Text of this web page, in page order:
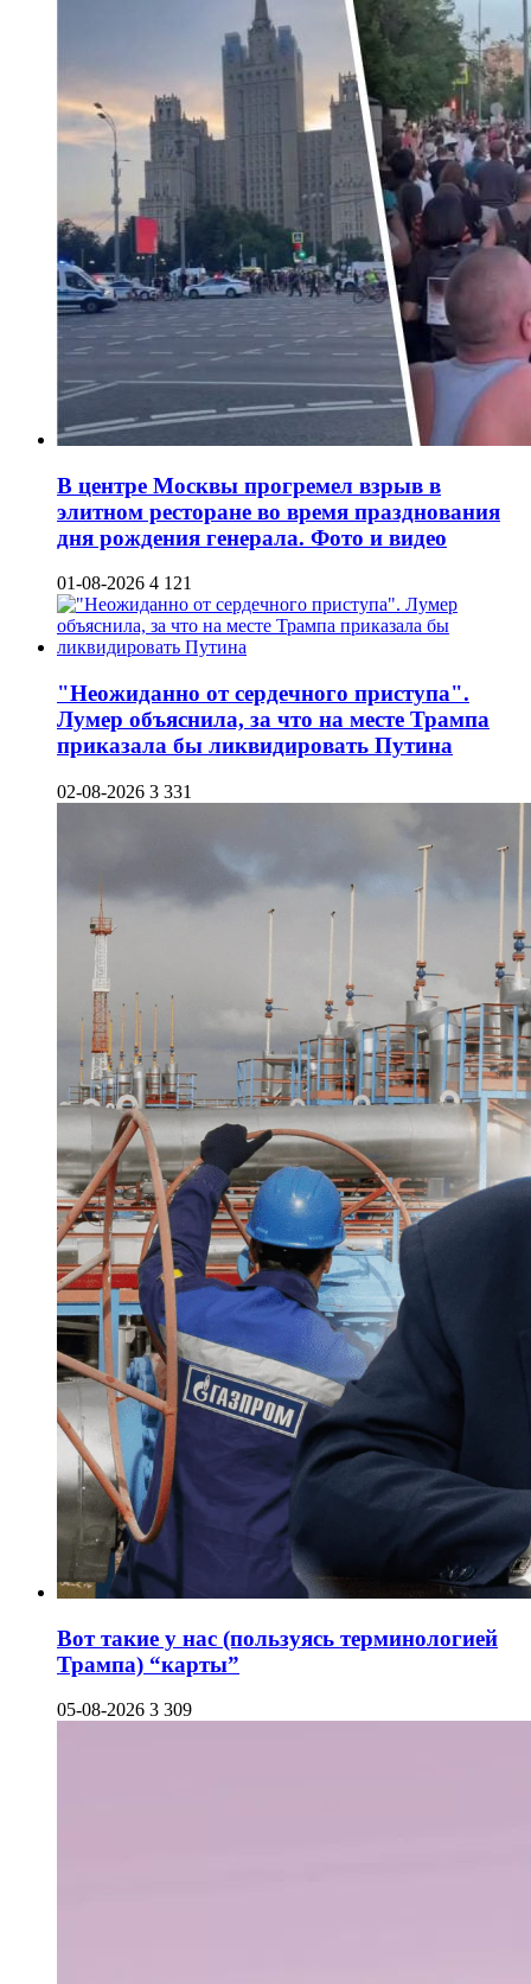
В центре Москвы прогремел взрыв в
элитном ресторане во время празднования
дня рождения генерала. Фото и видео
01-08-2026 4 121
"Неожиданно от сердечного приступа".
Лумер объяснила, за что на месте Трампа
приказала бы ликвидировать Путина
02-08-2026 3 331
Вот такие у нас (пользуясь терминологией
Трампа) “карты”
05-08-2026 3 309